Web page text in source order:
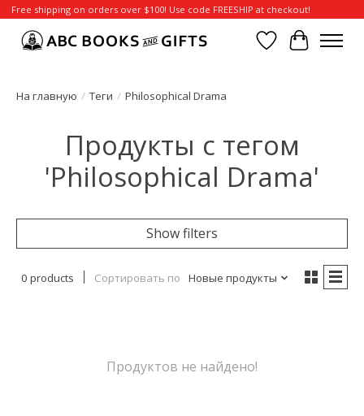
Free shipping on orders over $100! Use code FREESHIP at checkout!
Отложенные
Корзина
На главную / Теги / Philosophical Drama
Продукты с тегом
'Philosophical Drama'
Show filters
0 products Сортировать по Новые продукты
Продуктов не найдено!